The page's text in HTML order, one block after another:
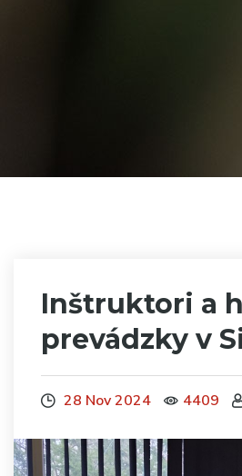
Inštruktori a
prevádzky v
28 Nov 2024 4409